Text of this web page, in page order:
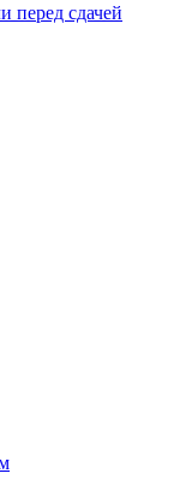
перед сдачей